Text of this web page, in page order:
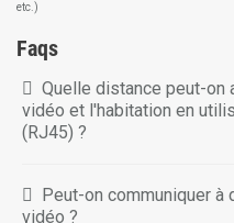
etc.)
Faqs
Quelle distance peut-on
vidéo et l'habitation en
(RJ45) ?
Peut-on communiquer à
vidéo ?